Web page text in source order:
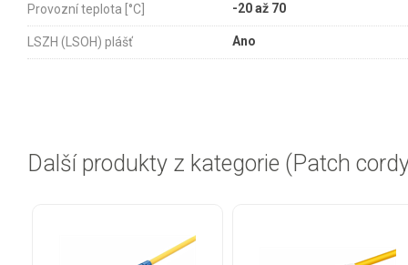
Provozní teplota [°C] -20 až 70
LSZH (LSOH) plášť Ano
Další produkty z kategorie (Patch